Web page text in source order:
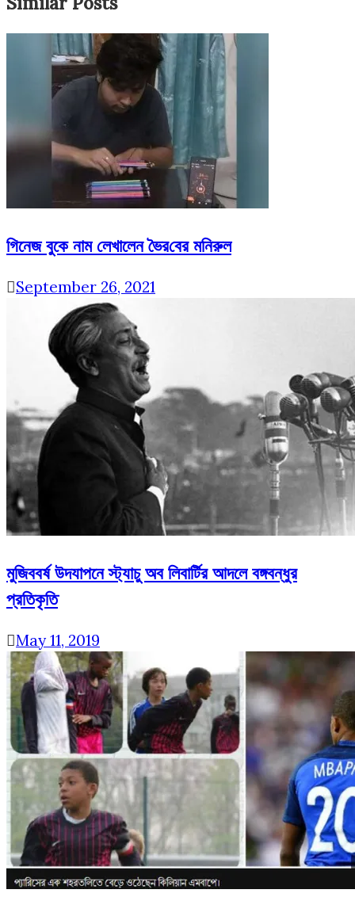
গিনেজ বুকে নাম লেখালেন ভৈর‌বের মনিরুল
September 26, 2021
মুজিববর্ষ উদযাপনে স্ট্যাচু অব লিবার্টির আদলে বঙ্গবন্ধুর
প্রতিকৃতি
May 11, 2019